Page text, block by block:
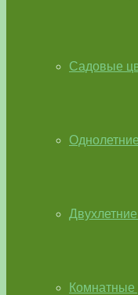
Садовые
Комнатные